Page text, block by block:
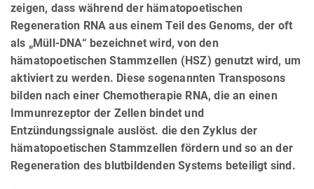
zeigen, dass während der hämatopoetischen
Regeneration RNA aus einem Teil des Genoms, der oft
als „Müll-DNA“ bezeichnet wird, von den
hämatopoetischen Stammzellen (HSZ) genutzt wird, um
aktiviert zu werden. Diese sogenannten Transposons
bilden nach einer Chemotherapie RNA, die an einen
Immunrezeptor der Zellen bindet und
Entzündungssignale auslöst. die den Zyklus der
hämatopoetischen Stammzellen fördern und so an der
Regeneration des blutbildenden Systems beteiligt sind.